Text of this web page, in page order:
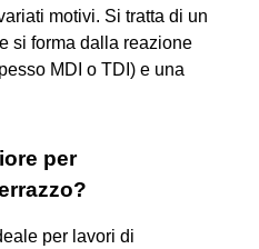
motivi. Si tratta di un
si forma dalla reazione
MDI o TDI) e una
per
per lavori di